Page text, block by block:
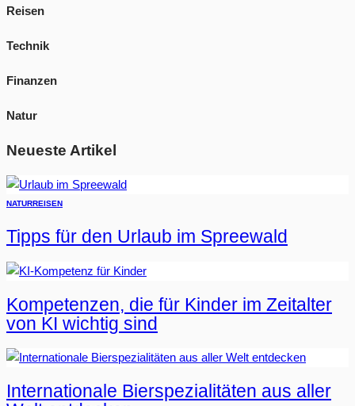
Reisen
Technik
Finanzen
Natur
Neueste Artikel
NATURREISEN
Tipps für den Urlaub im Spreewald
Kompetenzen, die für Kinder im Zeitalter
von KI wichtig sind
Internationale Bierspezialitäten aus aller